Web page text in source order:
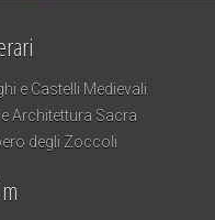
e Castelli Medievali
Architettura Sacra
degli Zoccoli